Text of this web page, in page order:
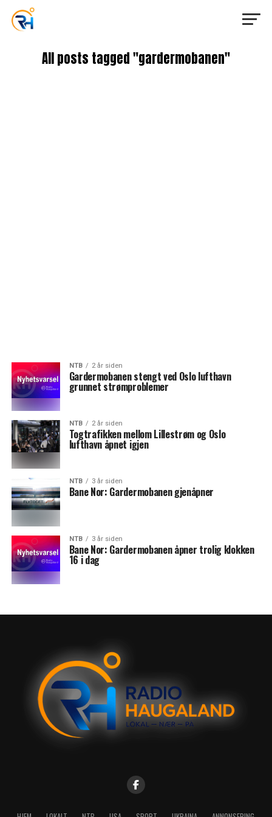
All posts tagged "gardermobanen"
NTB 2 år siden
Gardermobanen stengt ved Oslo lufthavn
grunnet strømproblemer
NTB 2 år siden
Togtrafikken mellom Lillestrøm og Oslo
lufthavn åpnet igjen
NTB 3 år siden
Bane Nor: Gardermobanen gjenåpner
NTB 3 år siden
Bane Nor: Gardermobanen åpner trolig klokken
16 i dag